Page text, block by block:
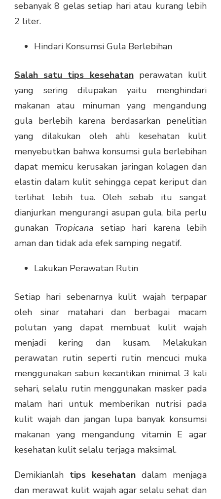
sebanyak 8 gelas setiap hari atau kurang lebih
2 liter.
Hindari Konsumsi Gula Berlebihan
Salah satu tips kesehatanperawatan kulit
yang sering dilupakan yaitu menghindari
makanan atau minuman yang mengandung
gula berlebih karena berdasarkan penelitian
yang dilakukan oleh ahli kesehatan kulit
menyebutkan bahwa konsumsi gula berlebihan
dapat memicu kerusakan jaringan kolagen dan
elastin dalam kulit sehingga cepat keriput dan
terlihat lebih tua. Oleh sebab itu sangat
dianjurkan mengurangi asupan gula, bila perlu
gunakan Tropicana setiap hari karena lebih
aman dan tidak ada efek samping negatif.
Lakukan Perawatan Rutin
Setiap hari sebenarnya kulit wajah terpapar
oleh sinar matahari dan berbagai macam
polutan yang dapat membuat kulit wajah
menjadi kering dan kusam. Melakukan
perawatan rutin seperti rutin mencuci muka
menggunakan sabun kecantikan minimal 3 kali
sehari, selalu rutin menggunakan masker pada
malam hari untuk memberikan nutrisi pada
kulit wajah dan jangan lupa banyak konsumsi
makanan yang mengandung vitamin E agar
kesehatan kulit selalu terjaga maksimal.
Demikianlah tips kesehatan dalam menjaga
dan merawat kulit wajah agar selalu sehat dan